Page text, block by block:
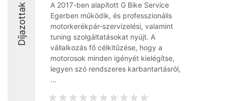
Díjazottak
A 2017-ben alapított G Bike Service
Egerben működik, és professzionális
motorkerékpár-szervizelési, valamint
tuning szolgáltatásokat nyújt. A
vállalkozás fő célkitűzése, hogy a
motorosok minden igényét kielégítse,
legyen szó rendszeres karbantartásról,
...